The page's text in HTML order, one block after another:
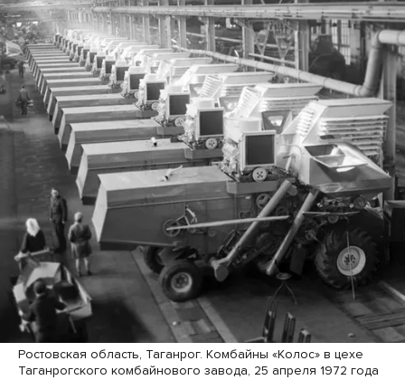
Ростовская область, Таганрог. Комбайны «Колос» в цехе
Таганрогского комбайнового завода, 25 апреля 1972 года